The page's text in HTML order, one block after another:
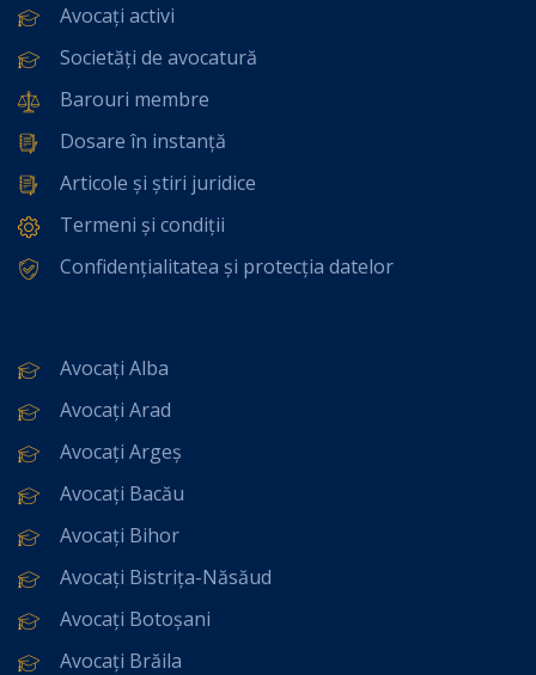
Avocați activi
Societăți de avocatură
Barouri membre
Dosare în instanță
Articole și știri juridice
Termeni și condiții
Confidențialitatea și protecția datelor
Avocați Alba
Avocați Arad
Avocați Argeș
Avocați Bacău
Avocați Bihor
Avocați Bistrița-Năsăud
Avocați Botoșani
Avocați Brăila